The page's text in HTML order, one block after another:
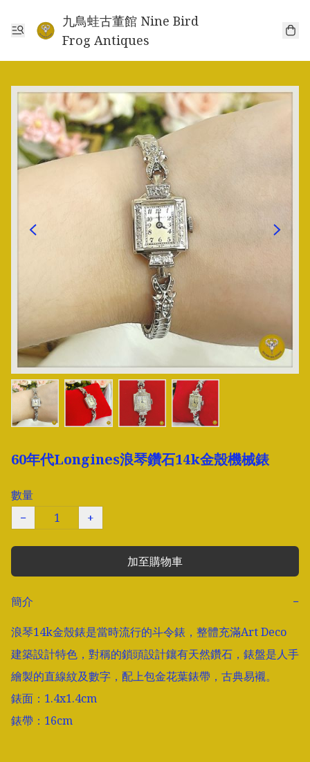
九鳥蛙古董館 Nine Bird
Frog Antiques
60年代Longines浪琴鑽石14k金殼機械錶
數量
−
+
加至購物車
簡介
−
浪琴14k金殼錶是當時流行的斗令錶，整體充滿Art Deco
建築設計特色，對稱的鎖頭設計鑲有天然鑽石，錶盤是人手
繪製的直線紋及數字，配上包金花葉錶帶，古典易襯。
錶面：1.4x1.4cm
錶帶：16cm